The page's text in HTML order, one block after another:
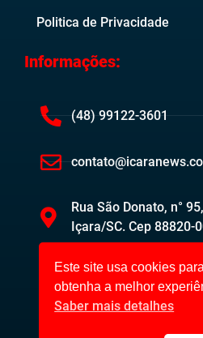
Politica de Privacidade
Informações:
(48) 99122-3601
Rua São Donato, n°
Içara/SC. Cep 88820-
Este site usa cookies
obtenha a melhor
Saber mais detalhes